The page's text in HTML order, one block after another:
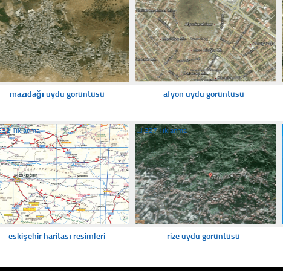
mazıdağı uydu görüntüsü afyon uydu görüntüsü
Tıklanma
eskişehir haritası resimleri
☐327 Tıklanma
rize uydu görüntüsü